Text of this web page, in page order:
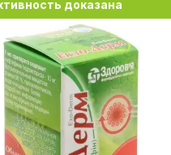
доказана